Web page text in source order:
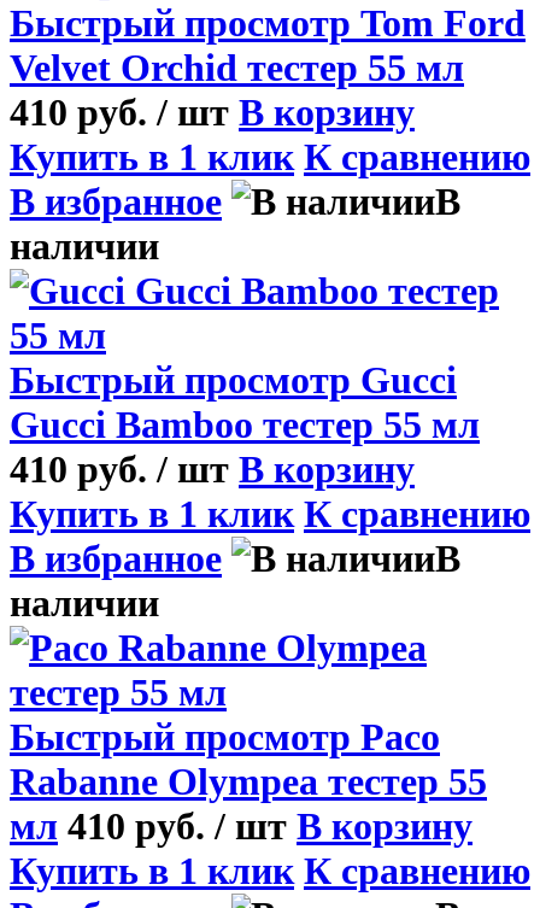
Быстрый просмотр Tom Ford
Velvet Orchid тестер 55 мл
410 руб./ шт В корзину
Купить в 1 клик К сравнению
В избранное
В
наличии
Быстрый просмотр Gucci
Gucci Bamboo тестер 55 мл
410 руб./ шт В корзину
Купить в 1 клик К сравнению
В избранное
В
наличии
Быстрый просмотр Paco
Rabanne Olympea тестер 55
мл 410 руб./ шт В корзину
Купить в 1 клик К сравнению